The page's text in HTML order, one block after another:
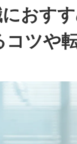
おす
ツや